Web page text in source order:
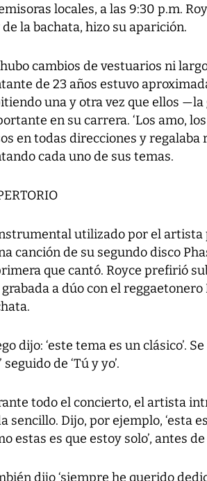
locales, a las 9:30 p.m.
la bachata, hizo su aparición.
cambios de vestuarios ni
de 23 años estuvo
una y otra vez que ellos
en su carrera. ‘Los amo,
en todas direcciones y regalaba
cada uno de sus temas.
utilizado por el artista
canción de su segundo disco
que cantó. Royce prefirió
a dúo con el
dijo: ‘este tema es un clásico’.
seguido de ‘Tú y yo’.
todo el concierto, el artista
sencillo. Dijo, por ejemplo, ‘esta
estas es que estoy solo’, antes
dijo ‘siempre he querido